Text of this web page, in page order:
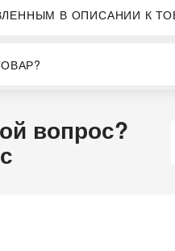
В ОПИСАНИИ К
вопрос?